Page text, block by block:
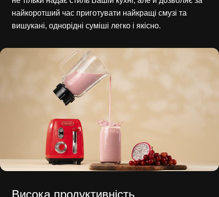
найкоротший час приготувати найкращі смузі та
вишукані, однорідні суміші легко і якісно.
Висока продуктивність